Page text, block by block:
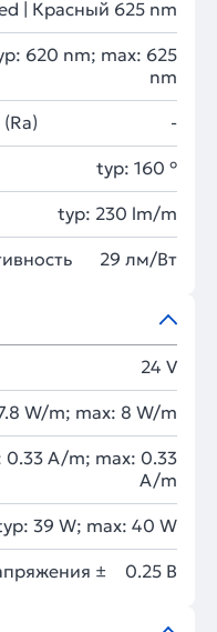
| Красный 625 nm
620 nm; max: 625
nm
-
typ: 160 °
typ: 230 lm/m
29 лм/Вт
24 V
W/m; max: 8 W/m
0.33 A/m; max: 0.33
A/m
39 W; max: 40 W
± 0.25 В